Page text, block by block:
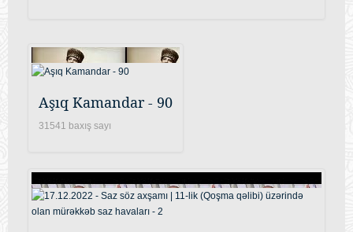
Aşıq Kamandar - 90
31541 baxış sayı